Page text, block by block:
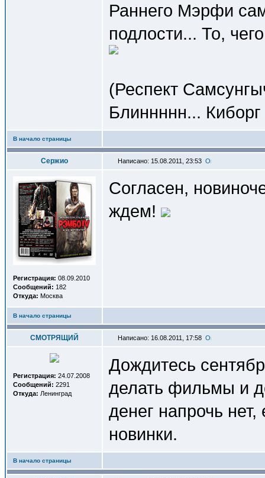
Раннего Мэрфи
подлости... То,
(Респект
Блиннннн...
В начало страницы
Сержио Написано: 15.08.2011, 23:53
Регистрация: 08.09.2010
Сообщений: 182
Откуда: Москва
Согласен,
ждем!
В начало страницы
СМОТРЯЩИЙ Написано: 16.08.2011, 17:58
Регистрация: 24.07.2008
Сообщений: 2291
Откуда: Ленинград
Дождитесь
делать фильмы и
денег напрочь нет,
новинки.
В начало страницы